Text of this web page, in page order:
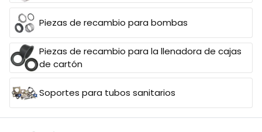
Piezas de recambio para bombas
Piezas de recambio para la llenadora de cajas
de cartón
Soportes para tubos sanitarios